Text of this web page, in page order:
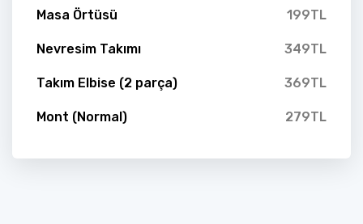
Masa Örtüsü 199TL
Nevresim Takımı 349TL
Takım Elbise (2 parça) 369TL
Mont (Normal) 279TL